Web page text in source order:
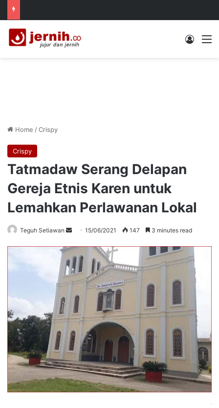
Log In
Home /Crispy
Crispy
Tatmadaw Serang Delapan
Gereja Etnis Karen untuk
Lemahkan Perlawanan Lokal
Teguh Setiawan
Send15/06/2021 147 3 minutes read